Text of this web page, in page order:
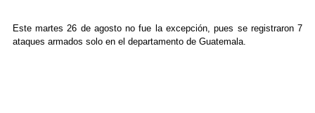
Este martes 26 de agosto no fue la excepción, pues se registraron 7
ataques armados solo en el departamento de Guatemala.